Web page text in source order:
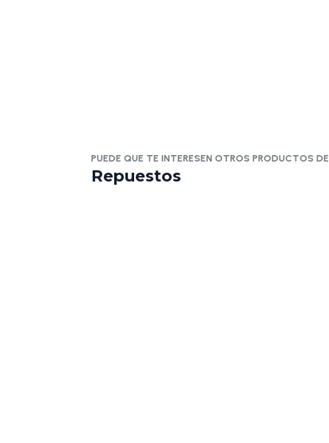
PUEDE QUE TE INTERESEN OTROS PRODUCTOS DE
Repuestos